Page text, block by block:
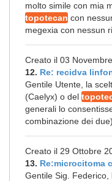
molto simile con mia
topotecan con
megexia con nessun
Creato il 03
12. Re: recidva
Gentile Utente, la
(Caelyx) o del
generali lo
combinazione dei
Creato il 29 Ottobre
13. Re:microcitoma
Gentile Sig.